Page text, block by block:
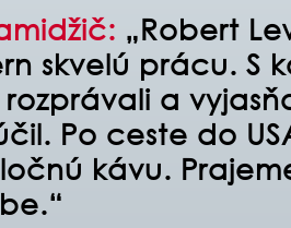
„Robert
skvelú prácu. S
a
Po ceste do
kávu.